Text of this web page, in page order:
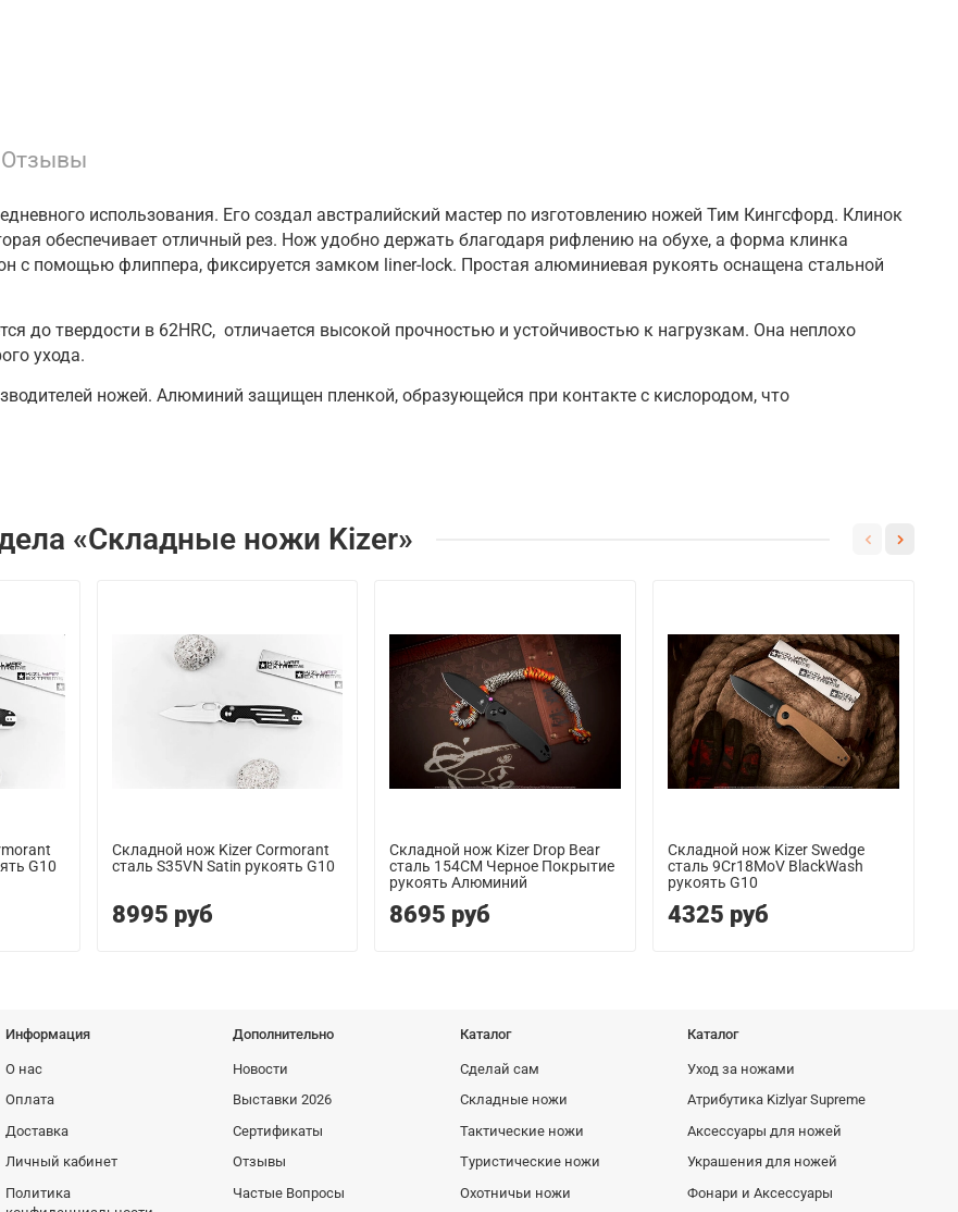
Отзывы
использования. Его создал австралийский мастер по изготовлению ножей Тим Кингсфорд. Клинок
обеспечивает отличный рез. Нож удобно держать благодаря рифлению на обухе, а форма клинка
с помощью флиппера, фиксируется замком liner-lock. Простая алюминиевая рукоять оснащена стальной
до твердости в 62HRC, отличается высокой прочностью и устойчивостью к нагрузкам. Она неплохо
ухода.
ножей. Алюминий защищен пленкой, образующейся при контакте с кислородом, что
«Складные ножи Kizer»
G10
Складной нож Kizer Cormorant
сталь S35VN Satin рукоять G10
8995 руб
Складной нож Kizer Drop Bear
сталь 154CM Черное Покрытие
рукоять Алюминий
8695 руб
Складной нож Kizer Swedge
сталь 9Cr18MoV BlackWash
рукоять G10
4325 руб
Информация
О нас
Оплата
Доставка
Личный кабинет
Политика
Дополнительно
Новости
Выставки 2026
Сертификаты
Отзывы
Частые Вопросы
Каталог
Сделай сам
Складные ножи
Тактические ножи
Туристические ножи
Охотничьи ножи
Каталог
Уход за ножами
Атрибутика Kizlyar Supreme
Аксессуары для ножей
Украшения для ножей
Фонари и Аксессуары